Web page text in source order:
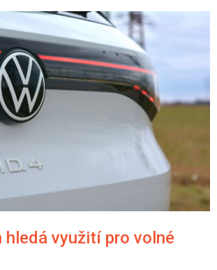
hledá využití pro volné